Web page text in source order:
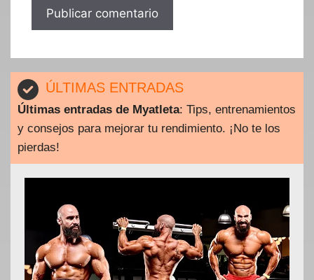
ÚLTIMAS ENTRADAS
Últimas entradas de Myatleta: Tips, entrenamientos
y consejos para mejorar tu rendimiento. ¡No te los
pierdas!